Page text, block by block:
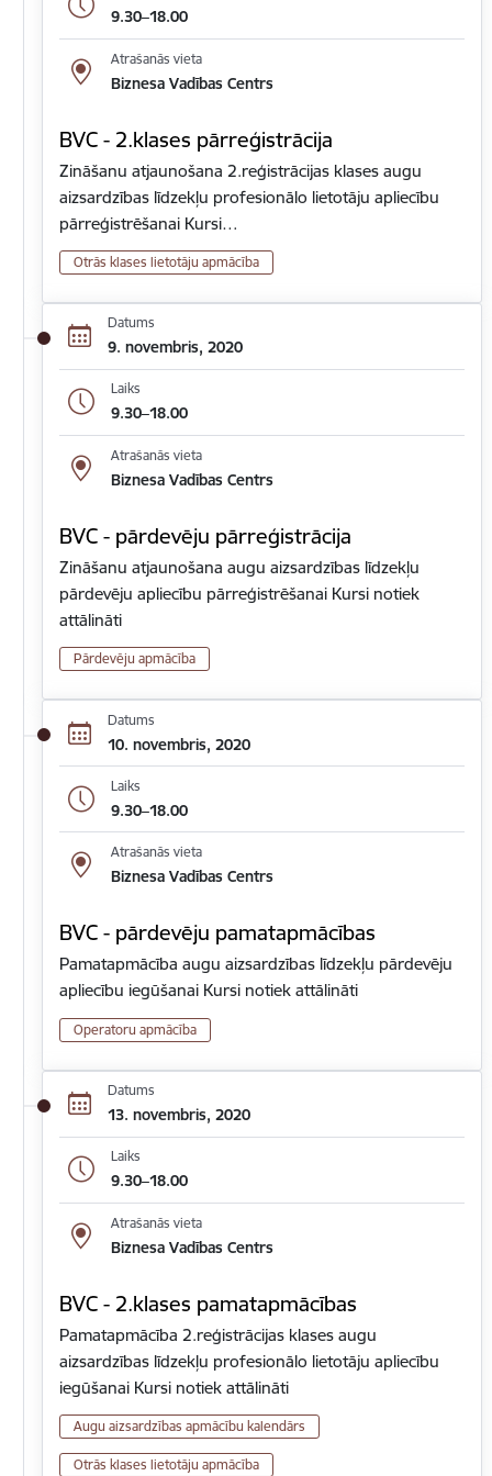
9.30–18.00
Atrašanās vieta
Biznesa Vadības Centrs
BVC - 2.klases pārreģistrācija
Zināšanu atjaunošana 2.reģistrācijas klases augu
aizsardzības līdzekļu profesionālo lietotāju apliecību
pārreģistrēšanai Kursi…
Otrās klases lietotāju apmācība
Datums
9. novembris, 2020
Laiks
9.30–18.00
Atrašanās vieta
Biznesa Vadības Centrs
BVC - pārdevēju pārreģistrācija
Zināšanu atjaunošana augu aizsardzības līdzekļu
pārdevēju apliecību pārreģistrēšanai Kursi notiek
attālināti
Pārdevēju apmācība
Datums
10. novembris, 2020
Laiks
9.30–18.00
Atrašanās vieta
Biznesa Vadības Centrs
BVC - pārdevēju pamatapmācības
Pamatapmācība augu aizsardzības līdzekļu pārdevēju
apliecību iegūšanai Kursi notiek attālināti
Operatoru apmācība
Datums
13. novembris, 2020
Laiks
9.30–18.00
Atrašanās vieta
Biznesa Vadības Centrs
BVC - 2.klases pamatapmācības
Pamatapmācība 2.reģistrācijas klases augu
aizsardzības līdzekļu profesionālo lietotāju apliecību
iegūšanai Kursi notiek attālināti
Augu aizsardzības apmācību kalendārs
Otrās klases lietotāju apmācība